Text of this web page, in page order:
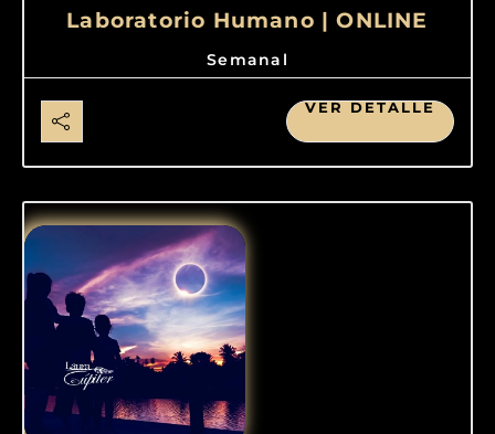
Laboratorio Humano | ONLINE
Semanal
VER DETALLE